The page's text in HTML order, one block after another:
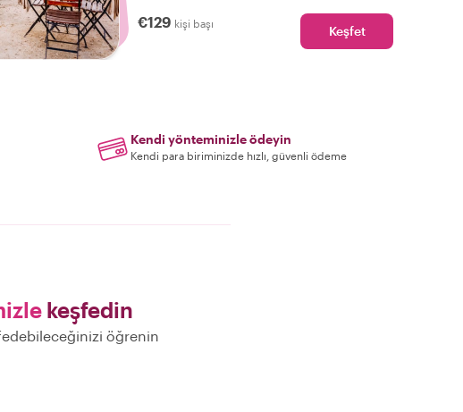
emirdir!
€129 kişi başı Keşfet
Kendi yönteminizle ödeyin
Kendi para biriminizde hızlı, güvenli ödeme
keşfedin
öğrenin